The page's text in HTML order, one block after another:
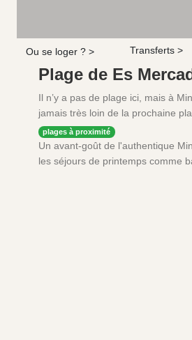
Ou se loger ? > Transferts >
Plage de Es
Il n’y a pas de plage ici, mais à
jamais très loin de la prochaine
plages à proximité
Un avant-goût de l'authentique
les séjours de printemps comme